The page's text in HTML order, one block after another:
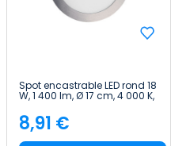
Spot encastrable LED rond 18
W, 1 400 lm, Ø 17 cm, 4 000 K,
SECOM
Price
8,91 €